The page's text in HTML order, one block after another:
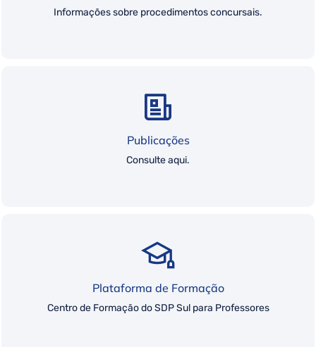
Informações sobre procedimentos concursais.
Publicações
Consulte aqui.
Plataforma de Formação
Centro de Formação do SDP Sul para Professores